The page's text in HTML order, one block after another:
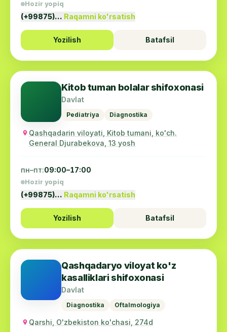
Hozir yopiq
(+99875)… Raqamni ko'rsatish
Yozilish Batafsil
Kitob tuman bolalar shifoxonasi
Davlat
Pediatriya Diagnostika
Qashqadarin viloyati, Kitob tumani, ko'ch.
General Djurabekova, 13 yosh
пн–пт:09:00–17:00
Hozir yopiq
(+99875)… Raqamni ko'rsatish
Yozilish Batafsil
Qashqadaryo viloyat ko'z
kasalliklari shifoxonasi
Davlat
Diagnostika Oftalmologiya
Qarshi, O'zbekiston ko'chasi, 274d